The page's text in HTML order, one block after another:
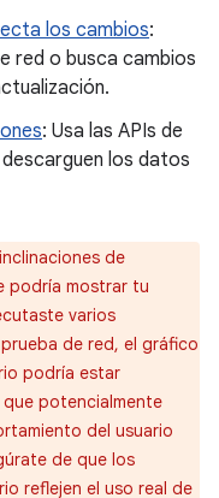
los cambios:
red o busca cambios
: Usa las APIs de
los datos
de
podría mostrar tu
varios
de red, el gráfico
podría estar
potencialmente
del usuario
de que los
reflejen el uso real de